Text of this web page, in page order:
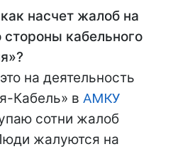
насчет жалоб на
стороны кабельного
на деятельность
Кабель» в АМКУ
сотни жалоб
жалуются на